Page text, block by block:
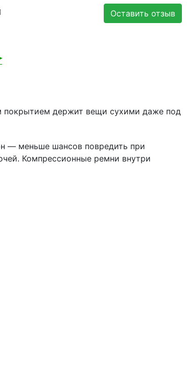
Оставить отзыв
покрытием держит вещи сухими даже под
— меньше шансов повредить при
Компрессионные ремни внутри